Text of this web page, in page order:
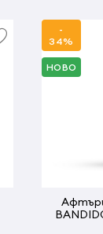
-
34%
НОВО
BANDIDO -